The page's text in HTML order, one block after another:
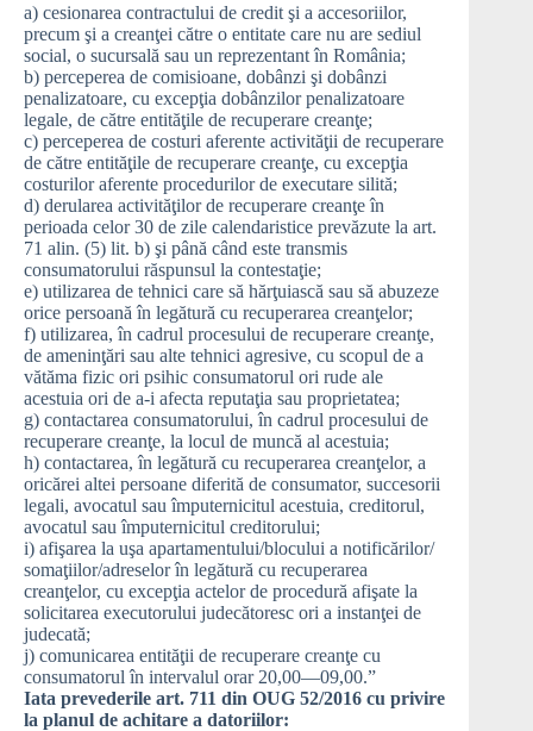
a) cesionarea contractului de credit şi a accesoriilor,
precum şi a creanţei către o entitate care nu are sediul
social, o sucursală sau un reprezentant în România;
b) perceperea de comisioane, dobânzi şi dobânzi
penalizatoare, cu excepţia dobânzilor penalizatoare
legale, de către entităţile de recuperare creanţe;
c) perceperea de costuri aferente activităţii de recuperare
de către entităţile de recuperare creanţe, cu excepţia
costurilor aferente procedurilor de executare silită;
d) derularea activităţilor de recuperare creanţe în
perioada celor 30 de zile calendaristice prevăzute la art.
71 alin. (5) lit. b) şi până când este transmis
consumatorului răspunsul la contestaţie;
e) utilizarea de tehnici care să hărţuiască sau să abuzeze
orice persoană în legătură cu recuperarea creanţelor;
f) utilizarea, în cadrul procesului de recuperare creanţe,
de ameninţări sau alte tehnici agresive, cu scopul de a
vătăma fizic ori psihic consumatorul ori rude ale
acestuia ori de a-i afecta reputaţia sau proprietatea;
g) contactarea consumatorului, în cadrul procesului de
recuperare creanţe, la locul de muncă al acestuia;
h) contactarea, în legătură cu recuperarea creanţelor, a
oricărei altei persoane diferită de consumator, succesorii
legali, avocatul sau împuternicitul acestuia, creditorul,
avocatul sau împuternicitul creditorului;
i) afişarea la uşa apartamentului/blocului a notificărilor/
somaţiilor/adreselor în legătură cu recuperarea
creanţelor, cu excepţia actelor de procedură afişate la
solicitarea executorului judecătoresc ori a instanţei de
judecată;
j) comunicarea entităţii de recuperare creanţe cu
consumatorul în intervalul orar 20,00—09,00.”
Iata prevederile art. 711 din OUG 52/2016 cu privire
la planul de achitare a datoriilor: